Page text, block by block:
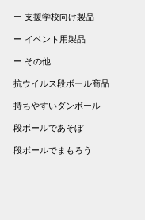
支援学校向け製品
イベント用製品
その他
抗ウイルス段ボール商品
持ちやすいダンボール
段ボールであそぼ
段ボールでまもろう